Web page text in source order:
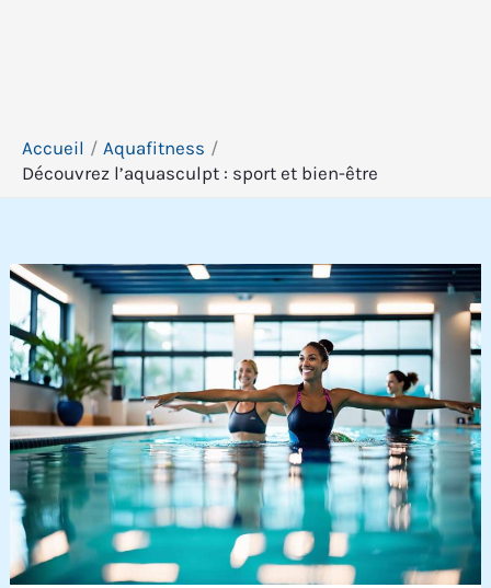
Accueil
Aquafitness
Découvrez l’aquasculpt : sport et bien-être